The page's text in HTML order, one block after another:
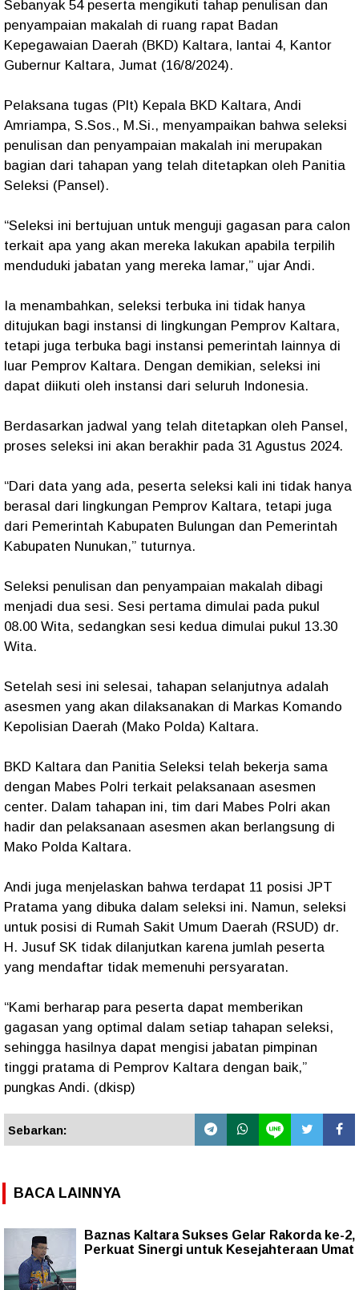
Sebanyak 54 peserta mengikuti tahap penulisan dan
penyampaian makalah di ruang rapat Badan
Kepegawaian Daerah (BKD) Kaltara, lantai 4, Kantor
Gubernur Kaltara, Jumat (16/8/2024).
Pelaksana tugas (Plt) Kepala BKD Kaltara, Andi
Amriampa, S.Sos., M.Si., menyampaikan bahwa seleksi
penulisan dan penyampaian makalah ini merupakan
bagian dari tahapan yang telah ditetapkan oleh Panitia
Seleksi (Pansel).
“Seleksi ini bertujuan untuk menguji gagasan para calon
terkait apa yang akan mereka lakukan apabila terpilih
menduduki jabatan yang mereka lamar,” ujar Andi.
Ia menambahkan, seleksi terbuka ini tidak hanya
ditujukan bagi instansi di lingkungan Pemprov Kaltara,
tetapi juga terbuka bagi instansi pemerintah lainnya di
luar Pemprov Kaltara. Dengan demikian, seleksi ini
dapat diikuti oleh instansi dari seluruh Indonesia.
Berdasarkan jadwal yang telah ditetapkan oleh Pansel,
proses seleksi ini akan berakhir pada 31 Agustus 2024.
“Dari data yang ada, peserta seleksi kali ini tidak hanya
berasal dari lingkungan Pemprov Kaltara, tetapi juga
dari Pemerintah Kabupaten Bulungan dan Pemerintah
Kabupaten Nunukan,” tuturnya.
Seleksi penulisan dan penyampaian makalah dibagi
menjadi dua sesi. Sesi pertama dimulai pada pukul
08.00 Wita, sedangkan sesi kedua dimulai pukul 13.30
Wita.
Setelah sesi ini selesai, tahapan selanjutnya adalah
asesmen yang akan dilaksanakan di Markas Komando
Kepolisian Daerah (Mako Polda) Kaltara.
BKD Kaltara dan Panitia Seleksi telah bekerja sama
dengan Mabes Polri terkait pelaksanaan asesmen
center. Dalam tahapan ini, tim dari Mabes Polri akan
hadir dan pelaksanaan asesmen akan berlangsung di
Mako Polda Kaltara.
Andi juga menjelaskan bahwa terdapat 11 posisi JPT
Pratama yang dibuka dalam seleksi ini. Namun, seleksi
untuk posisi di Rumah Sakit Umum Daerah (RSUD) dr.
H. Jusuf SK tidak dilanjutkan karena jumlah peserta
yang mendaftar tidak memenuhi persyaratan.
“Kami berharap para peserta dapat memberikan
gagasan yang optimal dalam setiap tahapan seleksi,
sehingga hasilnya dapat mengisi jabatan pimpinan
tinggi pratama di Pemprov Kaltara dengan baik,”
pungkas Andi. (dkisp)
Sebarkan:
BACA LAINNYA
Baznas Kaltara Sukses Gelar Rakorda ke-2,
Perkuat Sinergi untuk Kesejahteraan Umat